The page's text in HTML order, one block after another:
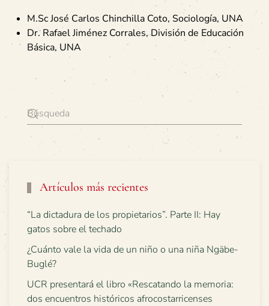
M.Sc José Carlos Chinchilla Coto, Sociología, UNA
Dr. Rafael Jiménez Corrales, División de Educación
Básica, UNA
Artículos más recientes
“La dictadura de los propietarios”. Parte II: Hay
gatos sobre el techado
¿Cuánto vale la vida de un niño o una niña Ngäbe-
Buglé?
UCR presentará el libro «Rescatando la memoria:
dos encuentros históricos afrocostarricenses